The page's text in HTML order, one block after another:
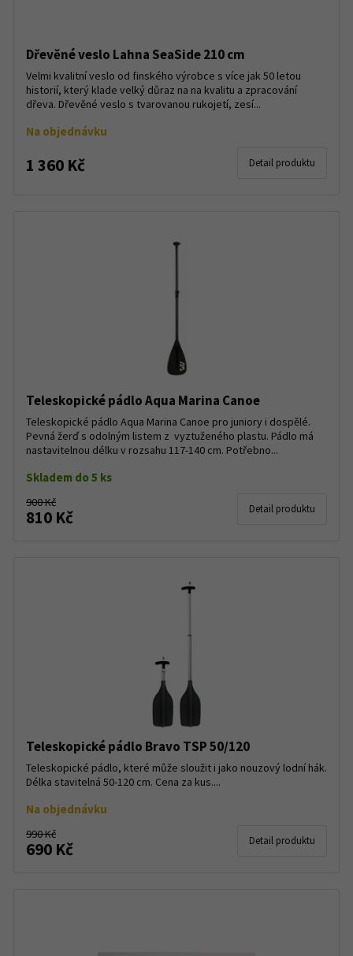
Dřevěné veslo Lahna SeaSide 210 cm
Velmi kvalitní veslo od finského výrobce s více jak 50 letou
historií, který klade velký důraz na na kvalitu a zpracování
dřeva. Dřevěné veslo s tvarovanou rukojetí, zesí...
Na objednávku
1 360 Kč Detail produktu
Teleskopické pádlo Aqua Marina Canoe
Teleskopické pádlo Aqua Marina Canoe pro juniory i dospělé.
Pevná žerď s odolným listem z vyztuženého plastu. Pádlo má
nastavitelnou délku v rozsahu 117-140 cm. Potřebno...
Skladem do 5 ks
900 Kč
810 Kč Detail produktu
Teleskopické pádlo Bravo TSP 50/120
Teleskopické pádlo, které může sloužit i jako nouzový lodní hák.
Délka stavitelná 50-120 cm. Cena za kus....
Na objednávku
990 Kč
690 Kč Detail produktu